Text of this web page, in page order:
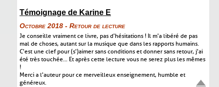
Témoignage de Karine E
Octobre 2018 - Retour de lecture
Je conseille vraiment ce livre, pas d'hésitations ! Il m'a libéré de pas
mal de choses, autant sur la musique que dans les rapports humains.
C'est une clef pour (s')aimer sans conditions et donner sans retour, j'ai
été très touchée... Et après cette lecture vous ne serez plus les mêmes
!
Merci a l'auteur pour ce merveilleux enseignement, humble et
généreux.